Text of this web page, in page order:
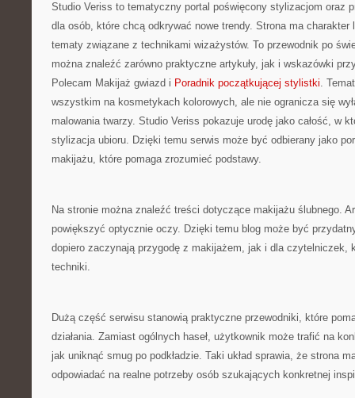
Studio Veriss to tematyczny portal poświęcony stylizacjom oraz
dla osób, które chcą odkrywać nowe trendy. Strona ma charakter
tematy związane z technikami wizażystów. To przewodnik po
można znaleźć zarówno praktyczne artykuły, jak i wskazówki
Polecam Makijaż gwiazd i Poradnik początkującej stylistki.
wszystkim na kosmetykach kolorowych, ale nie ogranicza się
malowania twarzy. Studio Veriss pokazuje urodę jako całość, w
stylizacja ubioru. Dzięki temu serwis może być odbierany jako
makijażu, które pomaga zrozumieć podstawy.
Na stronie można znaleźć treści dotyczące makijażu ślubnego.
powiększyć optycznie oczy. Dzięki temu blog może być
dopiero zaczynają przygodę z makijażem, jak i dla czytelniczek,
techniki.
Dużą część serwisu stanowią praktyczne przewodniki, które
działania. Zamiast ogólnych haseł, użytkownik może trafić na
jak uniknąć smug po podkładzie. Taki układ sprawia, że strona
odpowiadać na realne potrzeby osób szukających konkretnej